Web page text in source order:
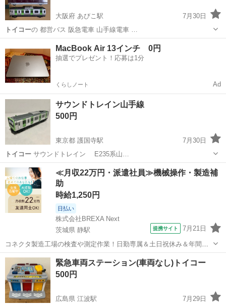
大阪府 あびこ駅
7月30日
トイコーの 都営バス 阪急電車 山手線電車 …
大阪市 あびこ駅 おもちゃ
MacBook Air 13インチ 0円
抽選でプレゼント！応募は1分
くらしノート Ad
サウンドトレイン山手線
500円
東京都 護国寺駅
7月30日
トイコー
サウンドトレイン E235系山…
東京 文京区 護国寺駅 おもちゃ
≪月収22万円・派遣社員≫機械操作・製造補
助
時給1,250円
日払い
株式会社BREXA Next
茨城県 静駅
提携サイト 7月21日
コネクタ製造工場の検査や測定作業！日勤専属＆土日祝休み＆年間休
日128日★クリーンルーム内作業★マイカー通勤OK＆無料駐車場あり
★就業先食堂利用可！日払い制度あり！《茨城県常陸大宮市》 人気の
工場のお仕事 ◇コネクタ製造工...
茨城 常陸大宮市 静駅
緊急車両ステーション(車両なし)トイコー
500円
広島県 江波駅
7月29日